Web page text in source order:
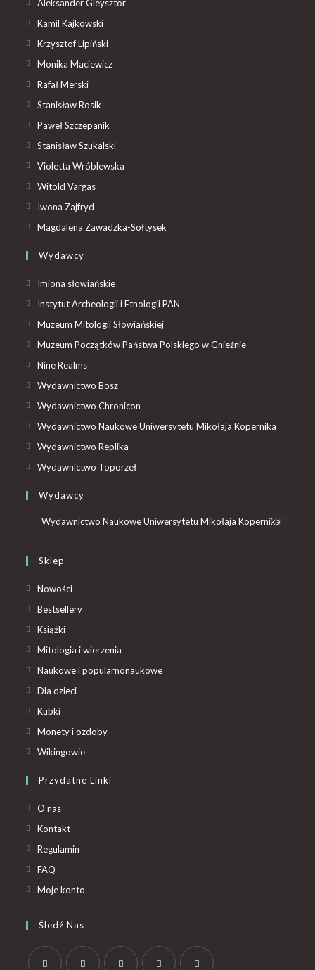
Aleksander Gieysztor
Kamil Kajkowski
Krzysztof Lipiński
Monika Maciewicz
Rafał Merski
Stanisław Rosik
Paweł Szczepanik
Stanisław Szukalski
Violetta Wróblewska
Witold Vargas
Iwona Zajfryd
Magdalena Zawadzka-Sołtysek
Wydawcy
Imiona słowiańskie
Instytut Archeologii i Etnologii PAN
Muzeum Mitologii Słowiańskiej
Muzeum Początków Państwa Polskiego w Gnieźnie
Nine Realms
Wydawnictwo Bosz
Wydawnictwo Chronicon
Wydawnictwo Naukowe Uniwersytetu Mikołaja Kopernika
Wydawnictwo Replika
Wydawnictwo Toporzeł
Wydawcy
Wydawnictwo Naukowe Uniwersytetu Mikołaja Kopernika
(1)
Sklep
Nowości
Bestsellery
Książki
Mitologia i wierzenia
Naukowe i popularnonaukowe
Dla dzieci
Kubki
Monety i ozdoby
Wikingowie
Przydatne Linki
O nas
Kontakt
Regulamin
FAQ
Moje konto
Śledź Nas